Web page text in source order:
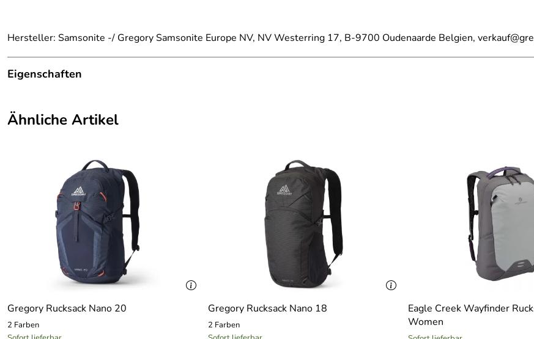
Hersteller: Samsonite -/ Gregory Samsonite Europe NV, NV Westerring 17, B-9700 Oudenaarde Belgien,
Eigenschaften
Artikelname:
Retna 25
Rucksack, Gepäck
Gregory
Volumen:
25 ltr.
Ähnliche Artikel
Gregory Rucksack Nano 20
2 Farben
Gregory Rucksack Nano 18
2 Farben
Eagle Creek Wayfinder
Women